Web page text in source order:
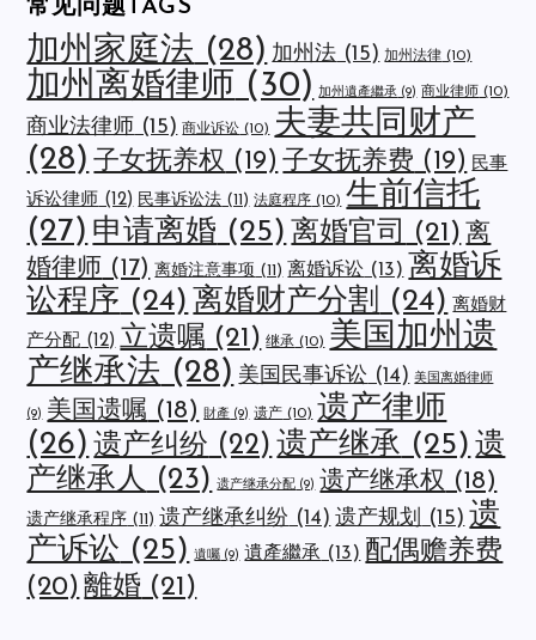
常见问题TAGS
加州家庭法 (28) 加州法 (15) 加州法律 (10)
加州离婚律师 (30) 加州遺產繼承 (9) 商业律师 (10)
商业法律师 (15) 商业诉讼 (10) 夫妻共同财产
(28) 子女抚养权 (19) 子女抚养费 (19) 民事
诉讼律师 (12) 民事诉讼法 (11) 法庭程序 (10) 生前信托
(27) 申请离婚 (25) 离婚官司 (21) 离
婚律师 (17) 离婚注意事项 (11) 离婚诉讼 (13) 离婚诉
讼程序 (24) 离婚财产分割 (24) 离婚财
产分配 (12) 立遗嘱 (21) 继承 (10) 美国加州遗
产继承法 (28) 美国民事诉讼 (14) 美国离婚律师
(9) 美国遗嘱 (18) 財產 (9) 遗产 (10) 遗产律师
(26) 遗产纠纷 (22) 遗产继承 (25) 遗
产继承人 (23) 遗产继承分配 (9) 遗产继承权 (18)
遗产继承程序 (11) 遗产继承纠纷 (14) 遗产规划 (15) 遗
产诉讼 (25) 遺囑 (9) 遺產繼承 (13) 配偶赡养费
(20) 離婚 (21)